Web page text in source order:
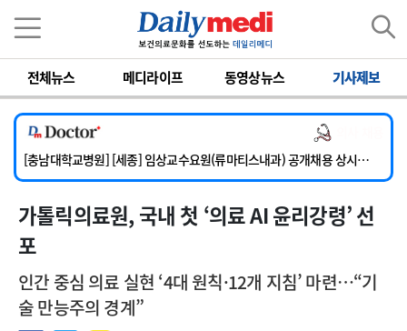
전체뉴스 메디라이프 동영상뉴스 기사제보
[단국대학교병원] 임상전담교원 및 전임의 초빙
[해운대부민병원] [해운대] 2026년 하반기 인턴 모집
[서울아산병원] 건강증진센터 소화기파트 건진교수 초빙
[충남대학교병원] [세종] 임상교수요원(류마티스내과) 공개채용 상시모집
[이대서울병원] 정형외과 일반의 초빙
[단국대학교병원] 임상전담교원 및 전임의 초빙
[해운대부민병원] [해운대] 2026년 하반기 인턴 모집
가톨릭의료원, 국내 첫 ‘의료 AI 윤리강령’ 선
포
인간 중심 의료 실현 ‘4대 원칙·12개 지침’ 마련…“기
술 만능주의 경계”